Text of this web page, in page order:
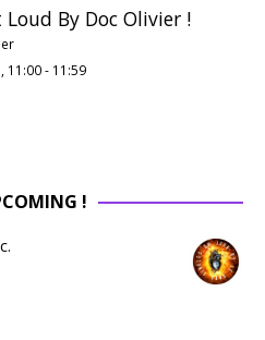
Loud By Doc Olivier !
11:00- 11:59
!